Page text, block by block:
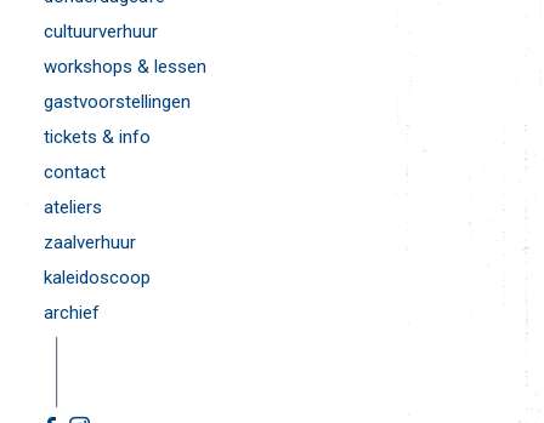
cultuurverhuur
workshops & lessen
gastvoorstellingen
tickets & info
contact
ateliers
zaalverhuur
kaleidoscoop
archief